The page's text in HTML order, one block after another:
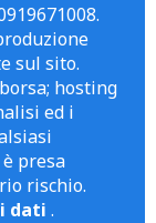
sul sito.
hosting
ed i
presa
rischio.
dati .